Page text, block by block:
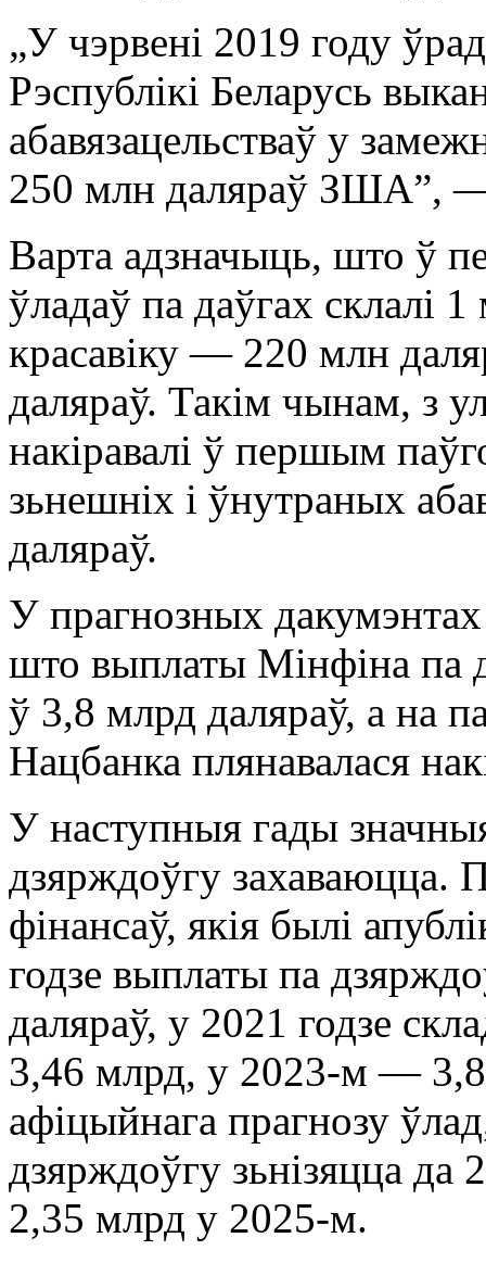
„У чэрвені 2019 году
Рэспублікі Беларусь
абавязацельстваў у
250 млн даляраў ЗША”,
Варта адзначыць, што ў
ўладаў па даўгах склалі
красавіку — 220 млн
даляраў. Такім чынам, з
накіравалі ў першым
зьнешніх і ўнутраных
даляраў.
У прагнозных
што выплаты Мінфіна па
ў 3,8 млрд даляраў, а на
Нацбанка плянавалася
У наступныя гады
дзярждоўгу захаваюцца.
фінансаў, якія былі
годзе выплаты па
даляраў, у 2021 годзе
3,46 млрд, у 2023-м —
афіцыйнага прагнозу
дзярждоўгу зьнізяцца да
2,35 млрд у 2025-м.